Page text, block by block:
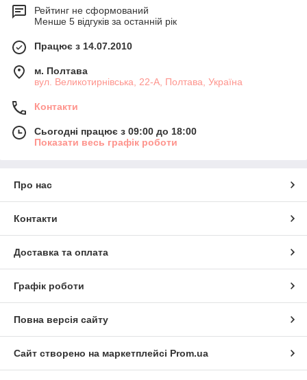
Рейтинг не сформований
Менше 5 відгуків за останній рік
Працює з 14.07.2010
м. Полтава
вул. Великотирнівська, 22-А, Полтава, Україна
Контакти
Сьогодні працює з 09:00 до 18:00
Показати весь графік роботи
Про нас
Контакти
Доставка та оплата
Графік роботи
Повна версія сайту
Сайт створено на маркетплейсі Prom.ua